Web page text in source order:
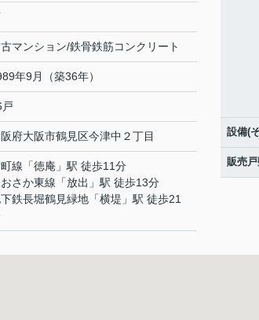
マンション/鉄骨鉄筋コンクリート
年9月（築36年）
府大阪市鶴見区今津中 ２丁目
線 「徳庵 」駅 徒歩11分
さか東線 「放出 」駅 徒歩13分
鉄長堀鶴見緑地 「横堤 」駅 徒歩21
設備(
販売